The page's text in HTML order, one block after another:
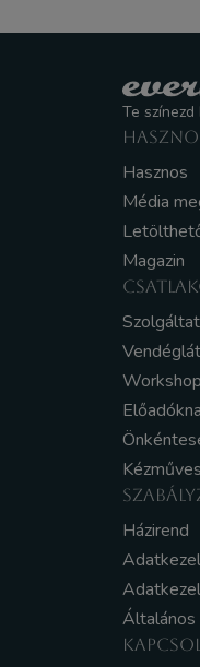
Te színezd
Hasznos
Média
Magazin
Házirend